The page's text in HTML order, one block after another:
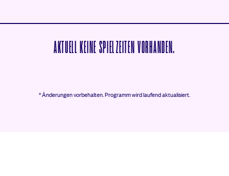
AKTUELL KEINE SPIELZEITEN VORHANDEN.
* Änderungen vorbehalten.Programm wird laufend aktualisiert.